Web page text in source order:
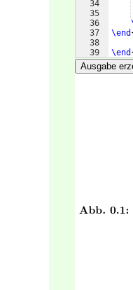
34
35
36
37
38
39
\end
\end
Ausgabe